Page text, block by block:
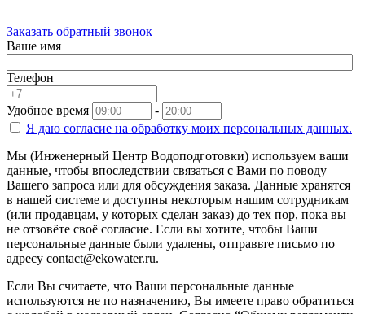
Заказать обратный звонок
Ваше имя
Телефон
Удобное время
-
Я даю согласие на обработку моих персональных данных.
Мы (Инженерный Центр Водоподготовки) используем ваши
данные, чтобы впоследствии связаться с Вами по поводу
Вашего запроса или для обсуждения заказа. Данные хранятся
в нашей системе и доступны некоторым нашим сотрудникам
(или продавцам, у которых сделан заказ) до тех пор, пока вы
не отзовёте своё согласие. Если вы хотите, чтобы Ваши
персональные данные были удалены, отправьте письмо по
адресу contact@ekowater.ru.
Если Вы считаете, что Ваши персональные данные
используются не по назначению, Вы имеете право обратиться